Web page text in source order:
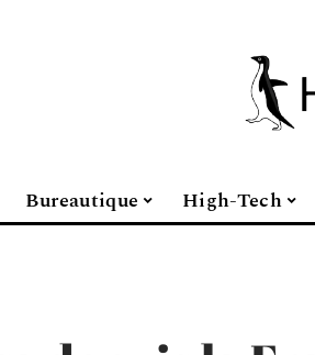
Bureautique High-Tech